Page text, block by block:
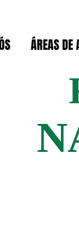
ÁREAS DE